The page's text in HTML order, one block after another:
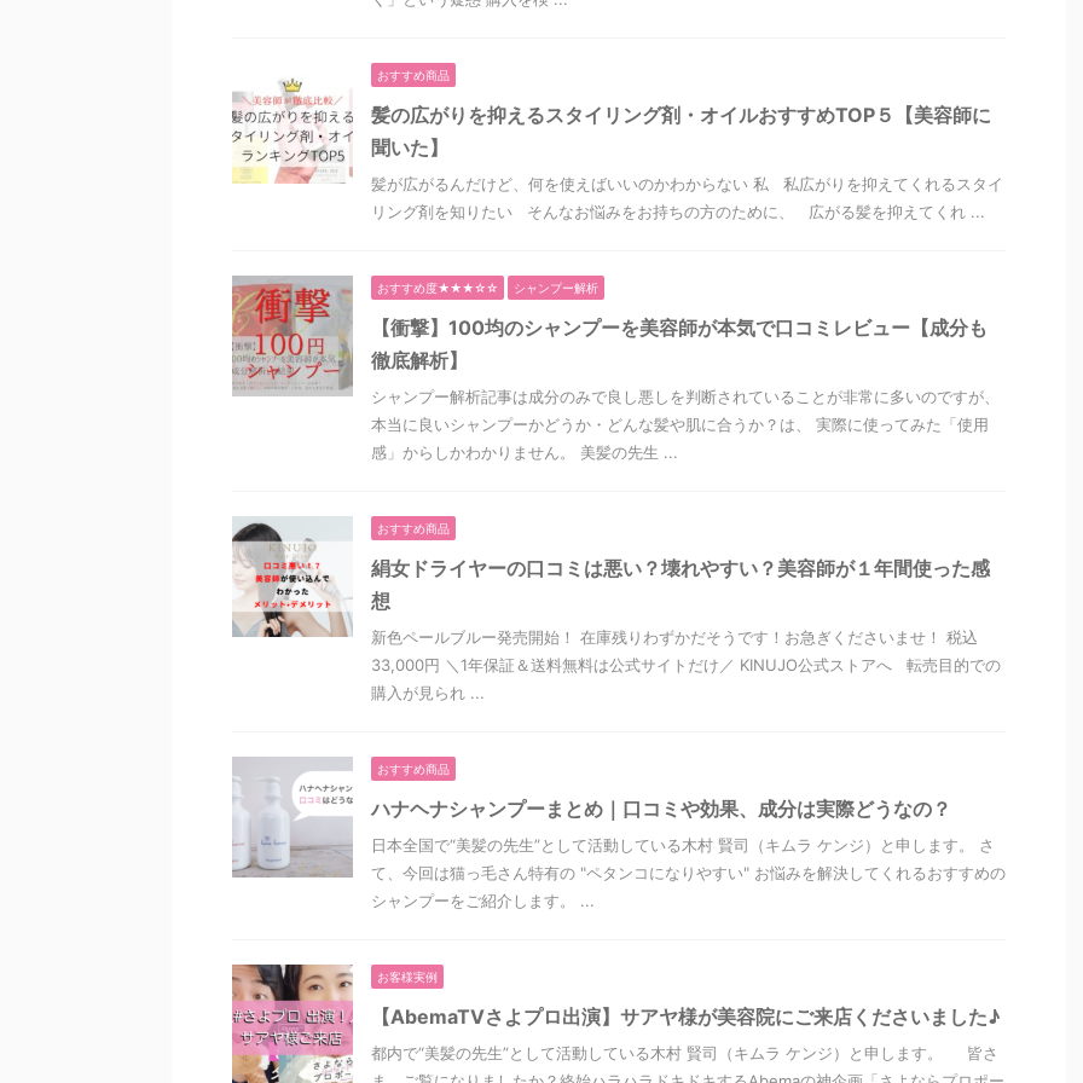
おすすめ商品
髪の広がりを抑えるスタイリング剤・オイルおすすめTOP５【美容師に
聞いた】
髪が広がるんだけど、何を使えばいいのかわからない 私 私広がりを抑えてくれるスタイ
リング剤を知りたい そんなお悩みをお持ちの方のために、 広がる髪を抑えてくれ ...
おすすめ度★★★☆☆ シャンプー解析
【衝撃】100均のシャンプーを美容師が本気で口コミレビュー【成分も
徹底解析】
シャンプー解析記事は成分のみで良し悪しを判断されていることが非常に多いのですが、
本当に良いシャンプーかどうか・どんな髪や肌に合うか？は、 実際に使ってみた「使用
感」からしかわかりません。 美髪の先生 ...
おすすめ商品
絹女ドライヤーの口コミは悪い？壊れやすい？美容師が１年間使った感
想
新色ペールブルー発売開始！ 在庫残りわずかだそうです！お急ぎくださいませ！ 税込
33,000円 ＼1年保証＆送料無料は公式サイトだけ／ KINUJO公式ストアへ 転売目的での
購入が見られ ...
おすすめ商品
ハナヘナシャンプーまとめ｜口コミや効果、成分は実際どうなの？
日本全国で“美髪の先生”として活動している木村 賢司（キムラ ケンジ）と申します。 さ
て、今回は猫っ毛さん特有の "ペタンコになりやすい" お悩みを解決してくれるおすすめの
シャンプーをご紹介します。 ...
お客様実例
【AbemaTVさよプロ出演】サアヤ様が美容院にご来店くださいました♪
都内で“美髪の先生”として活動している木村 賢司（キムラ ケンジ）と申します。 皆さ